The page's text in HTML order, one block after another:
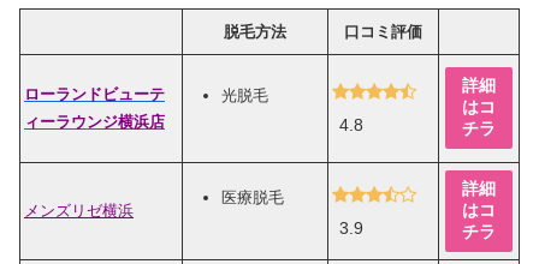
脱毛方法 口コミ評価
ローランドビューテ
ィーラウンジ横浜店
光脱毛
4.8
詳細
はコ
チラ
メンズリゼ横浜
医療脱毛
3.9
詳細
はコ
チラ